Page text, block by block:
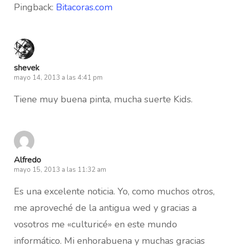
Pingback: Bitacoras.com
shevek
mayo 14, 2013 a las 4:41 pm
Tiene muy buena pinta, mucha suerte Kids.
Alfredo
mayo 15, 2013 a las 11:32 am
Es una excelente noticia. Yo, como muchos otros,
me aproveché de la antigua wed y gracias a
vosotros me «culturicé» en este mundo
informático. Mi enhorabuena y muchas gracias